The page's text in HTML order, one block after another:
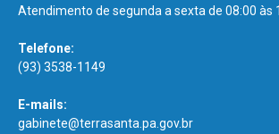
Atendimento de segunda a sexta de 08:00 às
Telefone:
(93) 3538-1149
E-mails:
gabinete@terrasanta.pa.gov.br